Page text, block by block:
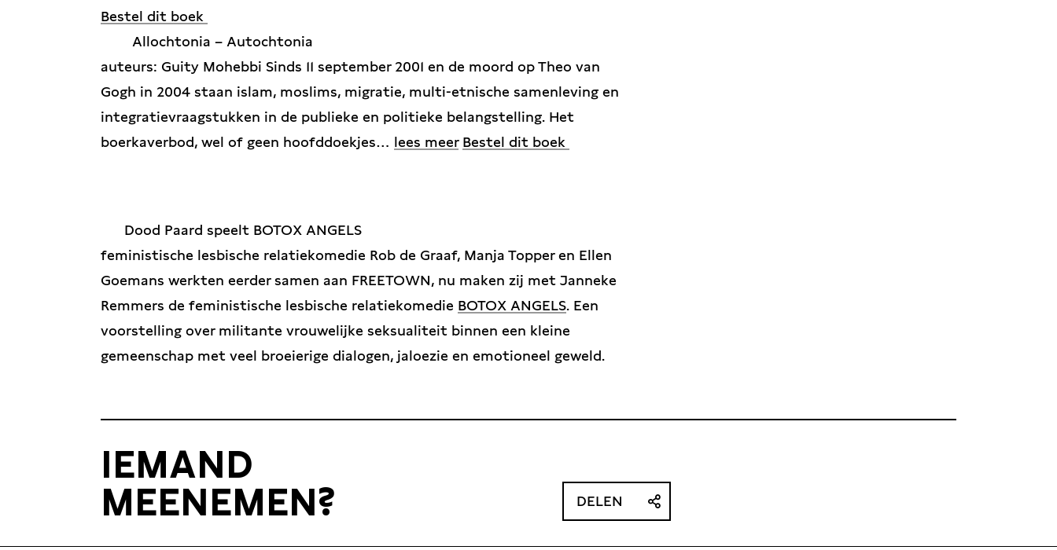
Bestel dit boek
Allochtonia – Autochtonia
auteurs: Guity Mohebbi Sinds 11 september 2001 en de moord op Theo van
Gogh in 2004 staan islam, moslims, migratie, multi-etnische samenleving en
integratievraagstukken in de publieke en politieke belangstelling. Het
boerkaverbod, wel of geen hoofddoekjes… lees meer Bestel dit boek
Dood Paard speelt BOTOX ANGELS
feministische lesbische relatiekomedie Rob de Graaf, Manja Topper en Ellen
Goemans werkten eerder samen aan FREETOWN, nu maken zij met Janneke
Remmers de feministische lesbische relatiekomedie BOTOX ANGELS. Een
voorstelling over militante vrouwelijke seksualiteit binnen een kleine
gemeenschap met veel broeierige dialogen, jaloezie en emotioneel geweld.
IEMAND
MEENEMEN?
DELEN